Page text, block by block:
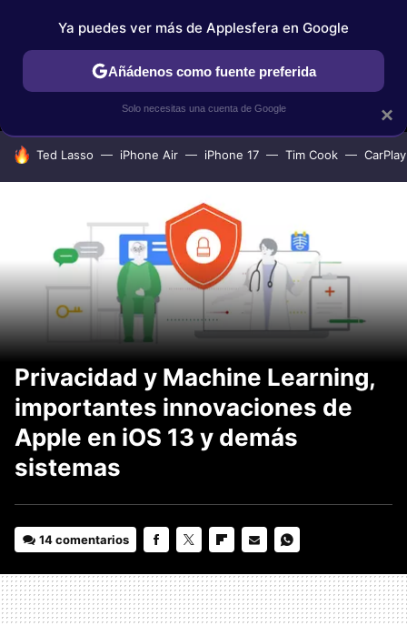
MENÚ NUEVO
TUTORIALES APPLESFERA SELECCIÓN
HOY SE HABLA DE
Ted Lasso iPhone Air iPhone 17 Tim Cook CarPlay
Privacidad y Machine Learning,
importantes innovaciones de
Apple en iOS 13 y demás
sistemas
14 comentarios
MAIL
×
Ya puedes ver más de Applesfera en Google
Añádenos como fuente preferida
Solo necesitas una cuenta de Google